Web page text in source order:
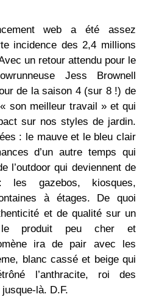
web a été assez
incidence des 2,4 millions
un retour attendu pour le
Jess Brownell
de la saison 4 (sur 8 !) de
son meilleur travail » et qui
sur nos styles de jardin.
: le mauve et le bleu clair
d’un autre temps qui
l’outdoor qui deviennent de
les gazebos, kiosques,
à étages. De quoi
et de qualité sur un
le produit peu cher et
ira de pair avec les
blanc cassé et beige qui
l’anthracite, roi des
là. D.F.